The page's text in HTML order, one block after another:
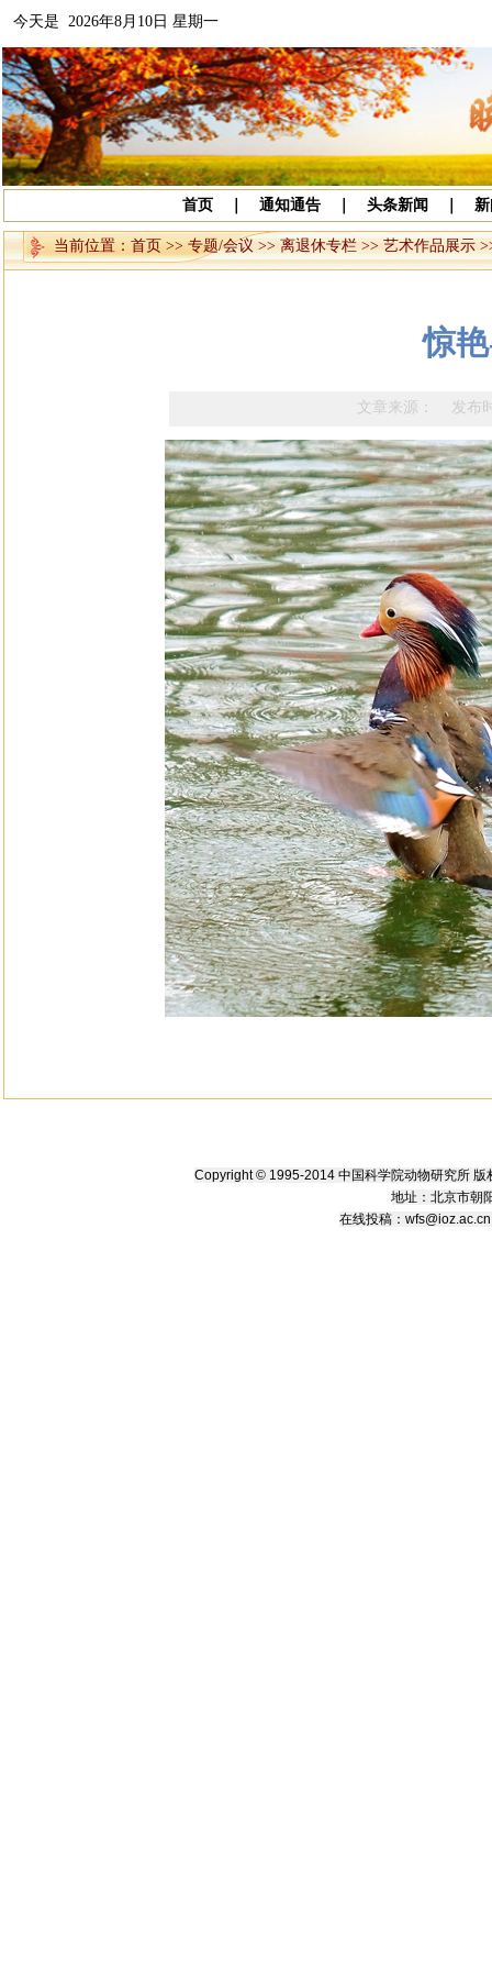
今天是 2026年8月10日 星期一
首页 通知通告 头条新闻
当前位置：首页>>专题/会议 >> 离退休专栏 >> 艺术作品展示
惊
文章来源： 发布
Copyright © 1995-2014 中国科学院动物研究所
地址：北京市朝
在线投稿 ： wfs@ioz.ac.cn